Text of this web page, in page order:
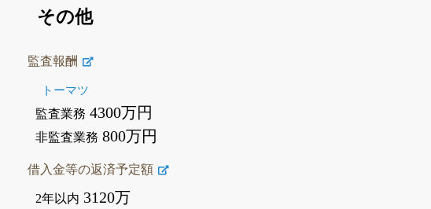
その他
監査報酬
トーマツ
監査業務 4300万円
非監査業務 800万円
借入金等の返済予定額
2年以内 3120万